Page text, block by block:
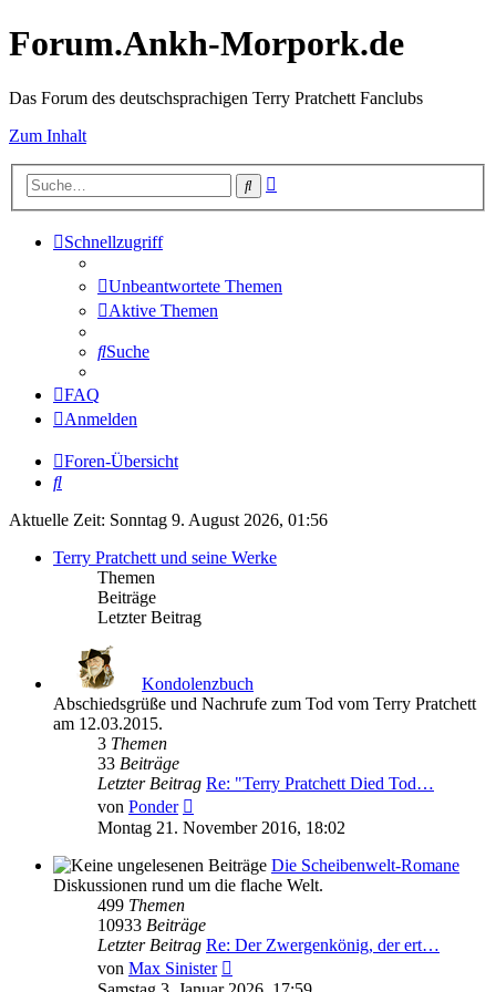
Forum.Ankh-Morpork.de
Das Forum des deutschsprachigen Terry Pratchett Fanclubs
Zum Inhalt
Suche
Schnellzugriff
Unbeantwortete Themen
Aktive Themen
Suche
FAQ
Anmelden
Foren-Übersicht
Suche
Aktuelle Zeit: Sonntag 9. August 2026, 01:56
Terry Pratchett und seine Werke
Themen
Beiträge
Letzter Beitrag
Kondolenzbuch
Abschiedsgrüße und Nachrufe zum Tod vom Terry Pratchett
am 12.03.2015.
3 Themen
33 Beiträge
Letzter Beitrag Re: "Terry Pratchett Died Tod…
von Ponder
Beitrag
Montag 21. November 2016, 18:02
Die Scheibenwelt-Romane
Diskussionen rund um die flache Welt.
499 Themen
10933 Beiträge
Letzter Beitrag Re: Der Zwergenkönig, der ert…
von Max Sinister
Beitrag